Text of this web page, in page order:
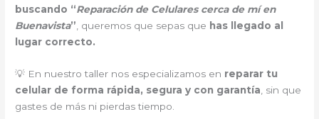
buscando “Reparación de Celulares cerca de mí en
Buenavista” , queremos que sepas que has llegado al
lugar correcto.
💡 En nuestro taller nos especializamos en reparar tu
celular de forma rápida, segura y con garantía , sin que
gastes de más ni pierdas tiempo.